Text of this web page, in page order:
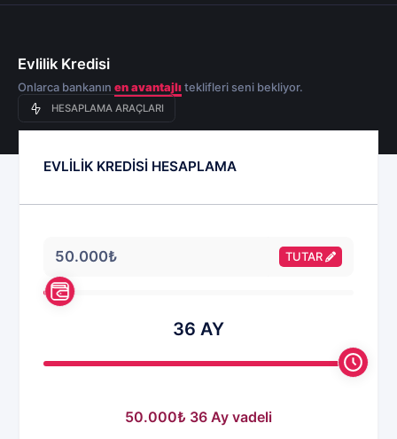
Evlilik Kredisi
Onlarca bankanın en avantajlı teklifleri seni bekliyor.
HESAPLAMA ARAÇLARI
EVLİLİK KREDİSİ HESAPLAMA
TUTAR
36 AY
50.000₺ 36 Ay vadeli